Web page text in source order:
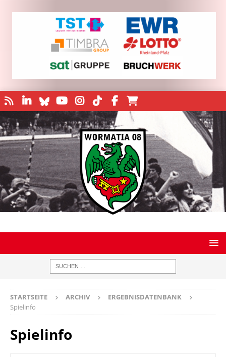
STARTSEITE ARCHIV
ERGEBNISDATENBANK
Spielinfo
Spielinfo